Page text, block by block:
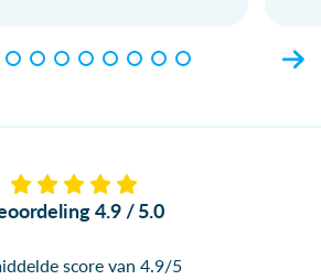
4.9 / 5.0
score van 4.9/5